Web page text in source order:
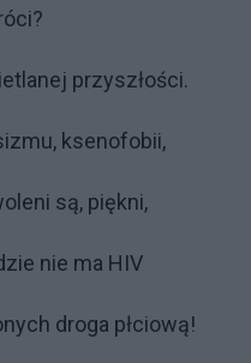
przyszłości.
ksenofobii,
są, piękni,
nie ma HIV
droga płciową!